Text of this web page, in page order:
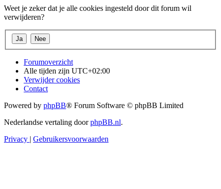
Weet je zeker dat je alle cookies ingesteld door dit forum wil
verwijderen?
Forumoverzicht
Alle tijden zijn UTC+02:00
Verwijder cookies
Contact
Powered by phpBB® Forum Software © phpBB Limited
Nederlandse vertaling doorphpBB.nl.
Privacy | Gebruikersvoorwaarden